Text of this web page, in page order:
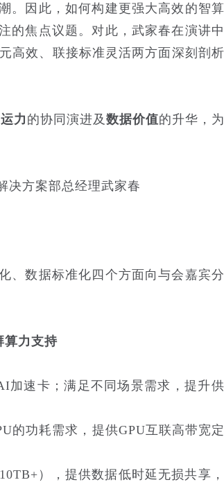
。因此，如何构建更强大高效的智
的焦点议题。对此，武家春在演讲
高效、联接标准灵活两方面深刻剖
力 的协同演进及 数据价值的升华，
方案部总经理武家春
、数据标准化四个方面向与会嘉宾
算力支持
加速卡；满足不同场景需求，提升
的功耗需求，提供GPU互联高带宽定
），提供数据低时延无损共享